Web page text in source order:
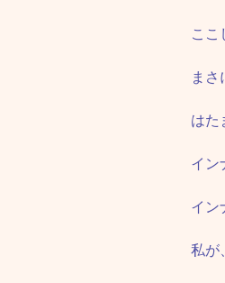
ここ
まさ
はた
イン
イン
私が